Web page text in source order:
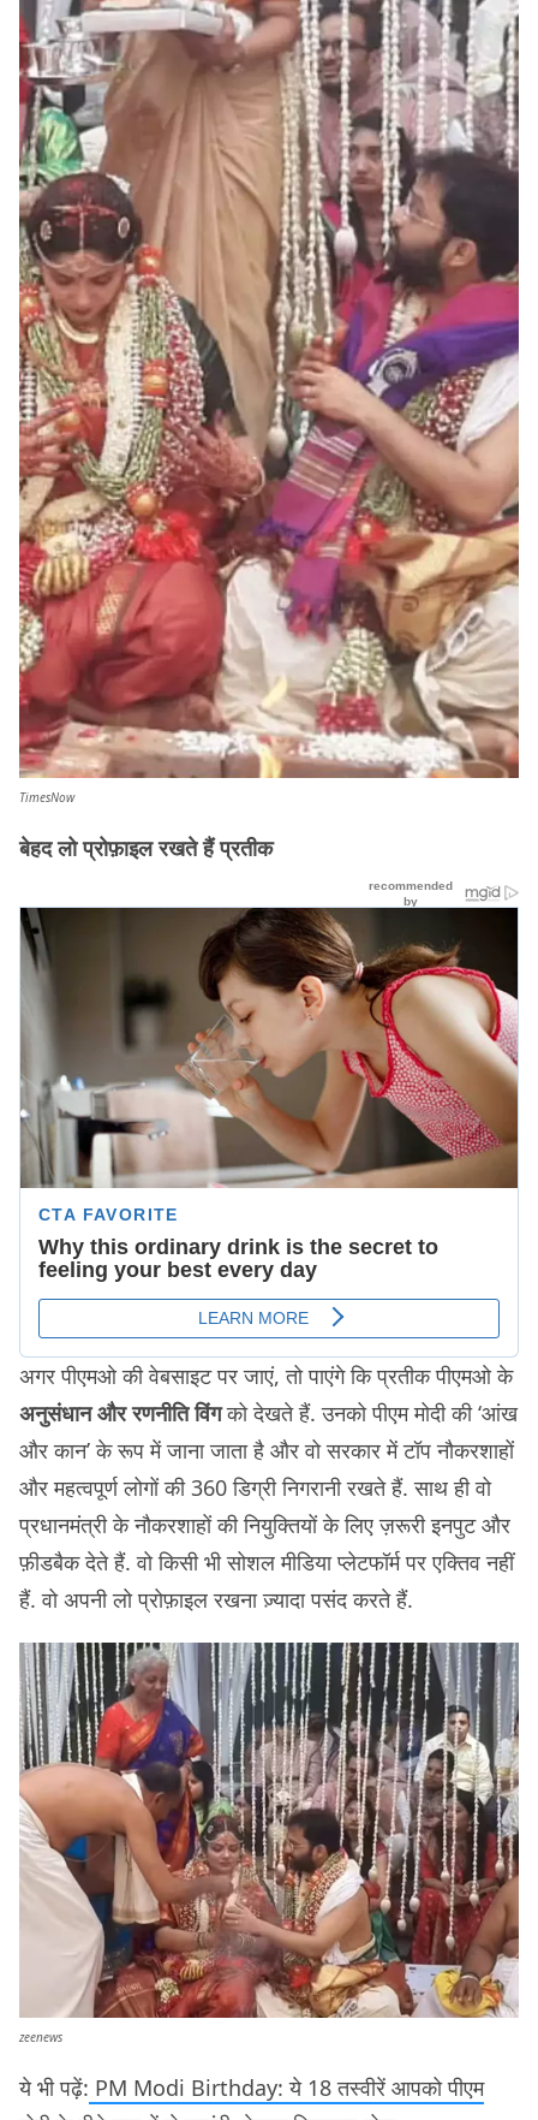
TimesNow
बेहद लो प्रोफ़ाइल रखते हैं प्रतीक
अगर पीएमओ की वेबसाइट पर जाएं, तो पाएंगे कि प्रतीक पीएमओ के
अनुसंधान और रणनीति विंगको देखते हैं. उनको पीएम मोदी की ‘आंख
और कान’ के रूप में जाना जाता है और वो सरकार में टॉप नौकरशाहों
और महत्वपूर्ण लोगों की 360 डिग्री निगरानी रखते हैं. साथ ही वो
प्रधानमंत्री के नौकरशाहों की नियुक्तियों के लिए ज़रूरी इनपुट और
फ़ीडबैक देते हैं. वो किसी भी सोशल मीडिया प्लेटफॉर्म पर एक्तिव नहीं
हैं. वो अपनी लो प्रोफ़ाइल रखना ज़्यादा पसंद करते हैं.
zeenews
ये भी पढ़ें: PM Modi Birthday: ये 18 तस्वीरें आपको पीएम